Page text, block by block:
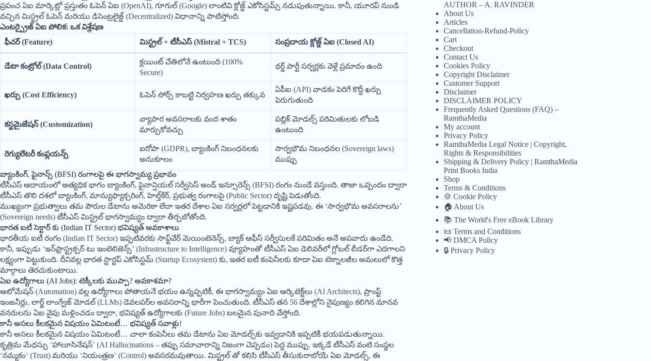
ప్రపంచ ఏఐ మార్కెట్లో ప్రస్తుతం ఓపెన్ ఏఐ (OpenAI), గూగుల్ (Google) లాంటివి క్లోజ్డ్ ఎకోసిస్టమ్స్ నడుపుతున్నాయి. కానీ, యూరప్ నుండి
వచ్చిన మిస్ట్రల్ ఓపెన్ మరియు డిసెంట్రలైజ్డ్ (Decentralized) విధానాన్ని పాటిస్తోంది.
ఎంటర్ప్రైజ్ ఏఐ పోలిక: ఒక విశ్లేషణ
ఫీచర్ (Feature)
మిస్ట్రల్ + టీసీఎస్ (Mistral + TCS) సంప్రదాయ క్లోజ్డ్ ఏఐ (Closed AI)
డేటా కంట్రోల్ (Data Control)
క్లయింట్ చేతిలోనే ఉంటుంది (100%
Secure)
థర్డ్ పార్టీ సర్వర్లకు వెళ్లే ప్రమాదం ఉంది
ఖర్చు (Cost Efficiency) ఓపెన్ సోర్స్ కాబట్టి నిర్వహణ ఖర్చు తక్కువ
ఏపీఐ (API) వాడకం పెరిగే కొద్దీ ఖర్చు
పెరుగుతుంది
కస్టమైజేషన్ (Customization)
వ్యాపార అవసరాలకు వంద శాతం
మార్చుకోవచ్చు
పబ్లిక్ మోడల్స్ పరిమితులకు లోబడి
ఉంటుంది
రెగ్యులేటరీ కంప్లయన్స్
ఐరోపా (GDPR), బ్యాంకింగ్ నిబంధనలకు
అనుకూలం
సార్వభౌమ నిబంధనల (Sovereign laws)
ముప్పు
బ్యాంకింగ్, ఫైనాన్స్ (BFSI) రంగాలపై ఈ భాగస్వామ్య ప్రభావం
టీసీఎస్ ఆదాయంలో అత్యధిక భాగం బ్యాంకింగ్, ఫైనాన్షియల్ సర్వీసెస్ అండ్ ఇన్సూరెన్స్ (BFSI) రంగం నుండే వస్తుంది. తాజా ఒప్పందం ద్వారా
టీసీఎస్ తొలి దశలో బ్యాంకింగ్, మాన్యుఫ్యాక్చరింగ్, హెల్త్‌కేర్, ప్రభుత్వ రంగాలపై (Public Sector) దృష్టి పెడుతోంది.
ముఖ్యంగా ప్రభుత్వాలు తమ పౌరుల డేటాను అమెరికా లేదా ఇతర దేశాల ఏఐ సర్వర్లలో పెట్టడానికి ఇష్టపడవు. ఈ ‘సార్వభౌమ అవసరాలను’
(Sovereign needs) టీసీఎస్ మిస్ట్రల్ భాగస్వామ్యం ద్వారా తీర్చబోతోంది.
భారత ఐటీ సెక్టార్ కు (Indian IT Sector) భవిష్యత్ అవకాశాలు
భారతీయ ఐటీ రంగం (Indian IT Sector) ఇప్పటివరకు సాఫ్ట్‌వేర్ మెయింటెనెన్స్, బ్యాక్ ఆఫీస్ సర్వీసులకే పరిమితం అనే అపవాదు ఉండేది.
కానీ, ఇప్పుడు ‘ఇన్‌ఫ్రాస్ట్రక్చర్ టు ఇంటెలిజెన్స్’ (Infrastructure to Intelligence) వ్యూహంతో టీసీఎస్ ఏఐ డెలివరీలో గ్లోబల్ లీడర్‌గా ఎదగాలని
లక్ష్యంగా పెట్టుకుంది. దీనివల్ల భారత స్టార్టప్ ఎకోసిస్టమ్ (Startup Ecosystem) కు, ఇతర ఐటీ కంపెనీలకు కూడా ఏఐ టెక్నాలజీల అమలులో కొత్త
మార్గాలు తెరచుకుంటాయి.
ఏఐ ఉద్యోగాలు (AI Jobs): టెక్కీలకు ముప్పా? అవకాశమా?
ఆటోమేషన్ (Automation) వల్ల ఉద్యోగాలు పోతాయనే భయం ఉన్నప్పటికీ, ఈ భాగస్వామ్యం ఏఐ ఆర్కిటెక్ట్‌లు (AI Architects), ప్రాంప్ట్
ఇంజనీర్లు, లార్జ్ లాంగ్వేజ్ మోడల్ (LLMs) డెవలపర్‌ల అవసరాన్ని భారీగా పెంచుతుంది. టీసీఎస్ తన 56 దేశాల్లోని నైపుణ్యం కలిగిన మానవ
వనరులను ఏఐ వైపు మళ్లించడం ద్వారా, భవిష్యత్ ఉద్యోగాలకు (Future Jobs) బలమైన పునాది వేస్తోంది.
కానీ అసలు కీలకమైన విషయం ఏమిటంటే… భవిష్యత్ సవాళ్లు!
కానీ అసలు కీలకమైన విషయం ఏమిటంటే… చాలా కంపెనీలు తమ డేటాను ఏఐ మోడల్స్‌కు ఇవ్వడానికి ఇప్పటికీ భయపడుతున్నాయి.
కృత్రిమ మేధస్సు ‘హాలూసినేషన్’ (AI Hallucinations – తప్పు సమాచారాన్ని నిజంగా చెప్పడం) పెద్ద ముప్పు. ఇక్కడే టీసీఎస్ వంటి సంస్థల
‘నమ్మకం’ (Trust) మరియు ‘నియంత్రణ’ (Control) అవసరమవుతాయి. మిస్ట్రల్ తో కలిసి టీసీఎస్ తీసుకురాబోయే ఏఐ మోడల్స్, ఈ
AUTHOR – A. RAVINDER
About Us
Articles
Cancellation-Refund-Policy
Cart
Checkout
Contact Us
Cookies Policy
Copyright Disclaimer
Customer Support
Disclaimer
DISCLAIMER POLICY
Frequently Asked Questions (FAQ) –
RamthaMedia
My account
Privacy Policy
RamthaMedia Legal Notice | Copyright,
Rights & Responsibilities
Shipping & Delivery Policy | RamthaMedia
Print Books India
Shop
Terms & Conditions
🍪 Cookie Policy
🏠 About Us
📚 The World's Free eBook Library
📜 Terms and Conditions
📢 DMCA Policy
🔒 Privacy Policy